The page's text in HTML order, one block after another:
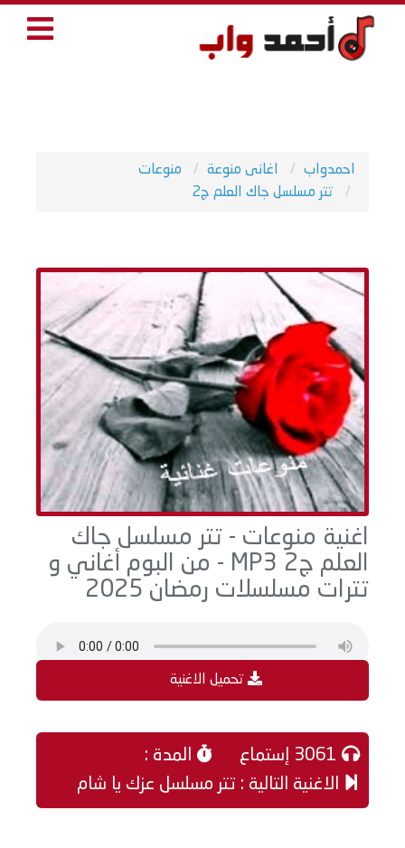
احمدواب اغانى منوعة
منوعات
تتر مسلسل جاك العلم ج2
اغنية منوعات - تتر مسلسل جاك
العلم ج2 MP3 - من البوم أغاني و
تترات مسلسلات رمضان 2025
تحميل الاغنية
المدة :
الاغنية التالية : تتر مسلسل عزك يا شام